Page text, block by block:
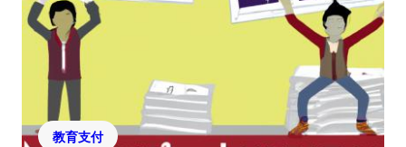
教育支付